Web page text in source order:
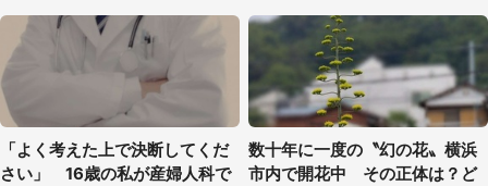
「よく考えた上で決断してくだ
さい」 16歳の私が産婦人科で
数十年に一度の〝幻の花〟横浜
市内で開花中 その正体は？ど